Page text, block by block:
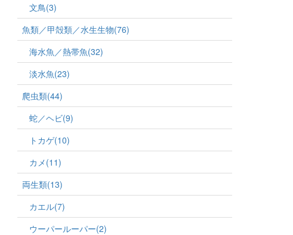
文鳥(3)
魚類／甲殻類／水生生物(76)
海水魚／熱帯魚(32)
淡水魚(23)
爬虫類(44)
蛇／ヘビ(9)
トカゲ(10)
カメ(11)
両生類(13)
カエル(7)
ウーパールーパー(2)